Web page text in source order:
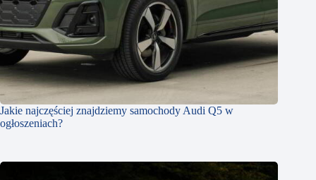
Jakie najczęściej znajdziemy samochody Audi Q5 w
ogłoszeniach?